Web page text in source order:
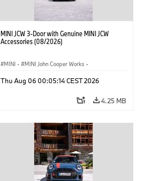
MINI JCW 3-Door with Genuine MINI JCW
Accessories (08/2026)
MINI · MINI John Cooper Works ·
Optional Extras, Accessories
Thu Aug 06 00:05:14 CEST 2026
4.25 MB